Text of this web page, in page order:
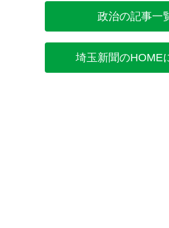
政治の記事一
埼玉新聞のHOME